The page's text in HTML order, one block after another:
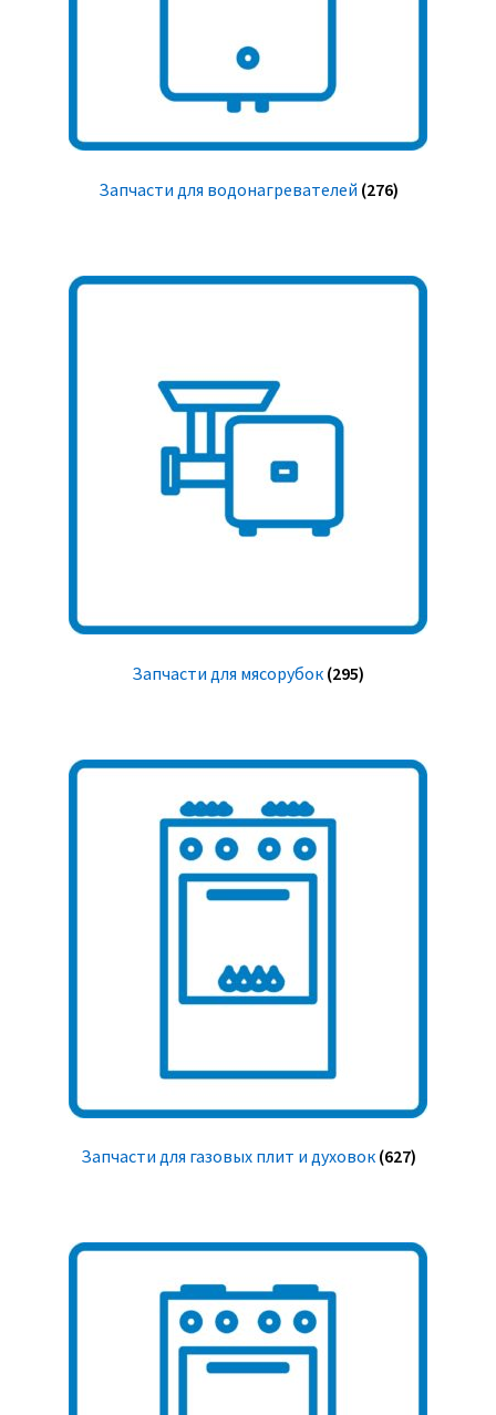
Запчасти для водонагревателей (276)
Запчасти для мясорубок (295)
Запчасти для газовых плит и духовок (627)